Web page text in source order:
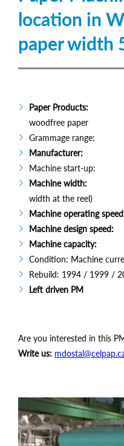
location in
paper width
Paper Products:
woodfree paper
Grammage
Manufacturer:
Machine
Machine width:
width at the reel)
Machine operating
Machine design speed:
Machine capacity:
Condition: Machine
Rebuild: 1994 / 1999 /
Left driven PM
Are you interested in this
Write us: